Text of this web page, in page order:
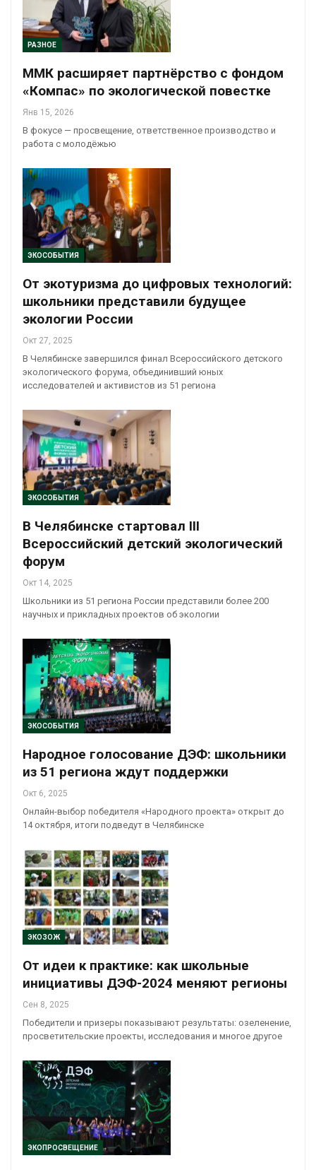
РАЗНОЕ
ММК расширяет партнёрство с фондом
«Компас» по экологической повестке
Янв 15, 2026
В фокусе — просвещение, ответственное производство и
работа с молодёжью
ЭКОСОБЫТИЯ
От экотуризма до цифровых технологий:
школьники представили будущее
экологии России
Окт 27, 2025
В Челябинске завершился финал Всероссийского детского
экологического форума, объединивший юных
исследователей и активистов из 51 региона
ЭКОСОБЫТИЯ
В Челябинске стартовал III
Всероссийский детский экологический
форум
Окт 14, 2025
Школьники из 51 региона России представили более 200
научных и прикладных проектов об экологии
ЭКОСОБЫТИЯ
Народное голосование ДЭФ: школьники
из 51 региона ждут поддержки
Окт 6, 2025
Онлайн-выбор победителя «Народного проекта» открыт до
14 октября, итоги подведут в Челябинске
ЭКОЗОЖ
От идеи к практике: как школьные
инициативы ДЭФ-2024 меняют регионы
Сен 8, 2025
Победители и призеры показывают результаты: озеленение,
просветительские проекты, исследования и многое другое
ЭКОПРОСВЕЩЕНИЕ